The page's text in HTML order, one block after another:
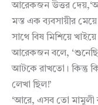
আরেকজন উত্তর
মস্ত এক ব্যবসায়ীর
সাথে বিষ মিশিয়ে
আরেকজন বলে,
আটকে রাখতো। কিন্তু
লেখা ছিল!’
‘আরে, এসব তো মামুলী